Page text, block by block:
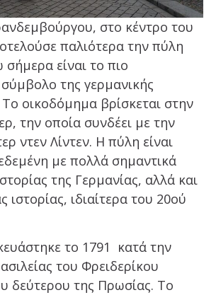
στο κέντρο του
παλιότερα την πύλη
είναι το πιο
της γερμανικής
οικοδόμημα βρίσκεται στην
την οποία συνδέει με την
ντεν Λίντεν. Η πύλη είναι
με πολλά σημαντικά
της Γερμανίας, αλλά και
ιστορίας, ιδιαίτερα του 20ού
το 1791 κατά την
του Φρειδερίκου
δεύτερου της Πρωσίας. Το